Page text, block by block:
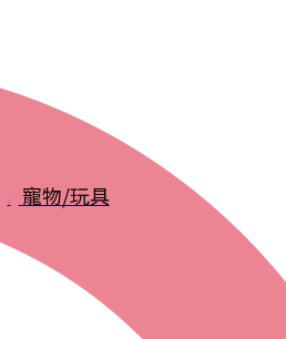
寵物/玩具